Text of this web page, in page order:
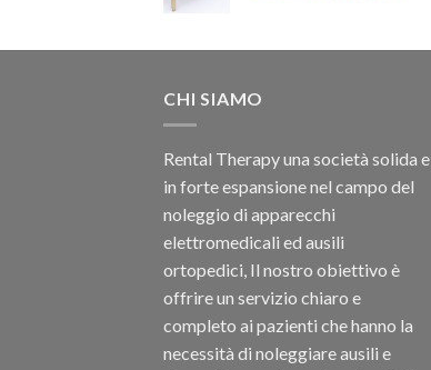
CHI SIAMO
Rental Therapy una società solida e
in forte espansione nel campo del
noleggio di apparecchi
elettromedicali ed ausili
ortopedici, Il nostro obiettivo è
offrire un servizio chiaro e
completo ai pazienti che hanno la
necessità di noleggiare ausili e